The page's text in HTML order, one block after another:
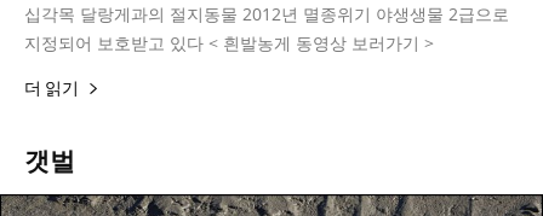
십각목 달랑게과의 절지동물 2012년 멸종위기 야생생물 2급으로
지정되어 보호받고 있다 < 흰발농게 동영상 보러가기 >
더 읽기
갯벌